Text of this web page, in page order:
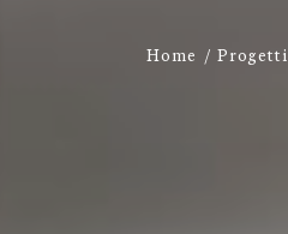
Home Progetti